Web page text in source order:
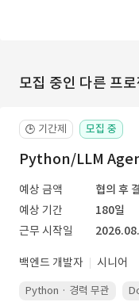
모집 중인 다른 프
🕒 기간제 모집 중
Python/LLM
예상 금액
협의 후
예상 기간
180일
근무 시작일
백엔드 개발자 시니어
Python · 경력 무관